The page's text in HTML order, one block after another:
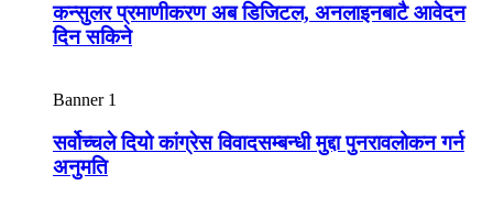
कन्सुलर प्रमाणीकरण अब डिजिटल, अनलाइनबाटै आवेदन
दिन सकिने
Banner 1
सर्वोच्चले दियो कांग्रेस विवादसम्बन्धी मुद्दा पुनरावलोकन गर्न
अनुमति